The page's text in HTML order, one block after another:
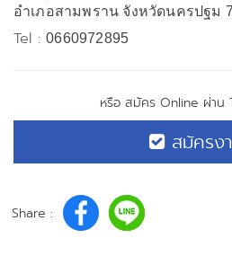
อำเภอสามพราน จังหวัดนครปฐม
Tel :0660972895
หรือ สมัคร Online ผ่าน
สมัครง
Share :